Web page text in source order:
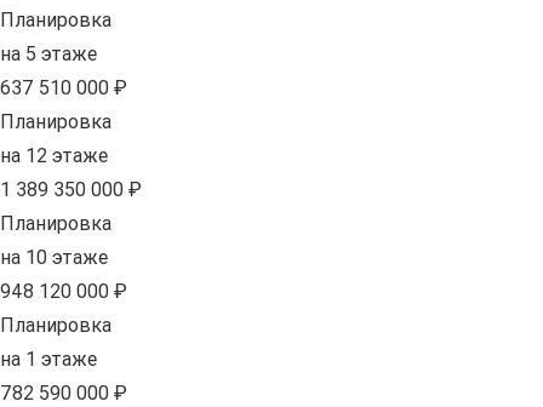
Планировка
на 5 этаже
637 510 000 ₽
Планировка
на 12 этаже
1 389 350 000 ₽
Планировка
на 10 этаже
948 120 000 ₽
Планировка
на 1 этаже
782 590 000 ₽